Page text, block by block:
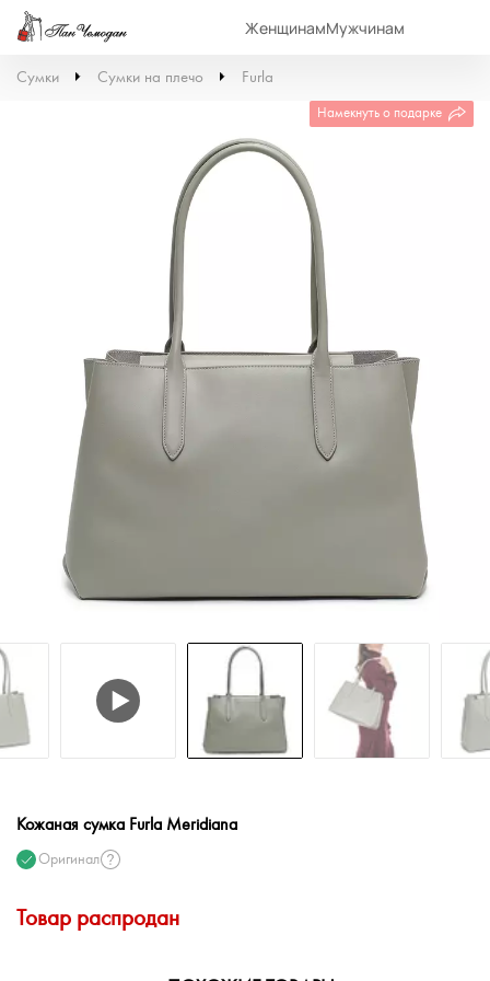
ЖенщинамМужчинам
Сумки Сумки на плечо Furla
Намекнуть о подарке
Кожаная сумка Furla Meridiana
Оригинал
Товар распродан